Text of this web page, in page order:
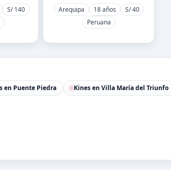
S/ 140
Arequipa 18 años
S/ 40
Peruana
en Puente Piedra Kines en Villa María del Triunfo